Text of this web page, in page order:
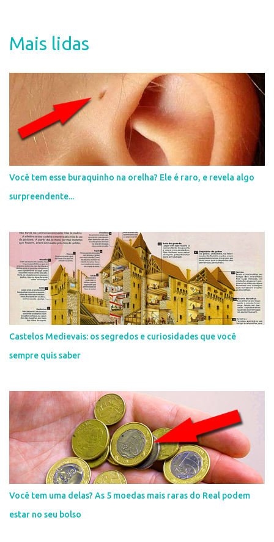
a
r
m
n
t
o
Mais lidas
Você tem esse buraquinho na orelha? Ele é raro, e revela algo
surpreendente...
Castelos Medievais: os segredos e curiosidades que você
sempre quis saber
Você tem uma delas? As 5 moedas mais raras do Real podem
estar no seu bolso